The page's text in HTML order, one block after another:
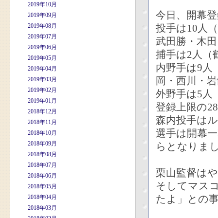
2019年10月
2019年09月
2019年08月
2019年07月
2019年06月
2019年05月
2019年04月
2019年03月
2019年02月
2019年01月
2018年12月
2018年11月
2018年10月
2018年09月
2018年08月
2018年07月
2018年06月
2018年05月
2018年04月
2018年03月
今日、開幕
投手は10人
武田勝・木
捕手は2人（
内野手は9人
岡・西川・
外野手は5人
登録上限の
森内投手は
選手は開幕
らとなりま
栗山監督は
そしてマス
たよ」との